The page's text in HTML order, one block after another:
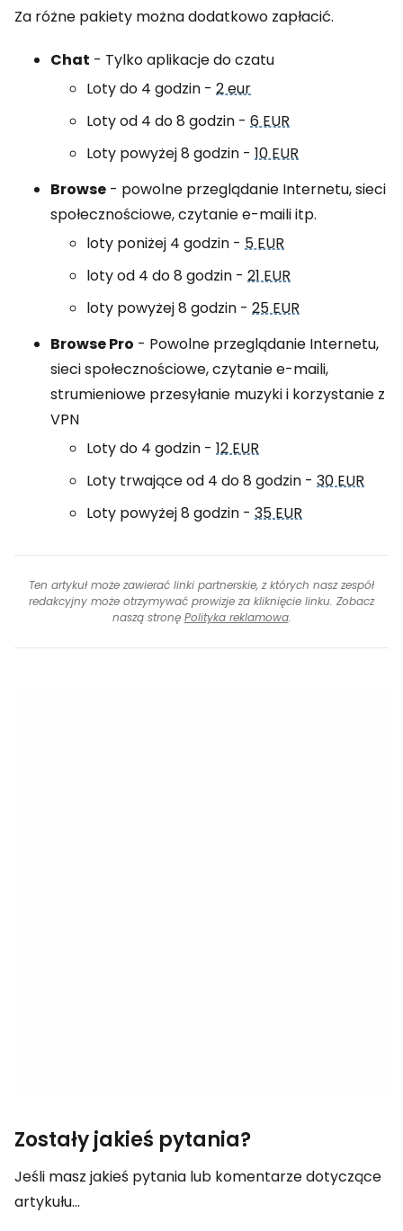
Za różne pakiety można dodatkowo zapłacić.
Chat - Tylko aplikacje do czatu
Loty do 4 godzin - 2 eur
Loty od 4 do 8 godzin - 6 EUR
Loty powyżej 8 godzin - 10 EUR
Browse - powolne przeglądanie Internetu, sieci
społecznościowe, czytanie e-maili itp.
loty poniżej 4 godzin - 5 EUR
loty od 4 do 8 godzin - 21 EUR
loty powyżej 8 godzin - 25 EUR
Browse Pro - Powolne przeglądanie Internetu,
sieci społecznościowe, czytanie e-maili,
strumieniowe przesyłanie muzyki i korzystanie z
VPN
Loty do 4 godzin - 12 EUR
Loty trwające od 4 do 8 godzin - 30 EUR
Loty powyżej 8 godzin - 35 EUR
Ten artykuł może zawierać linki partnerskie, z których nasz zespół
redakcyjny może otrzymywać prowizje za kliknięcie linku. Zobacz
naszą stronę Polityka reklamowa.
Zostały jakieś pytania?
Jeśli masz jakieś pytania lub komentarze dotyczące
artykułu...